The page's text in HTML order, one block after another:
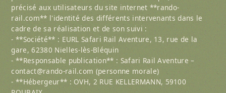
précisé aux utilisateurs du site internet **rando-
rail.com** l'identité des différents intervenants dans le
cadre de sa réalisation et de son suivi :
- **Société** : EURL Safari Rail Aventure, 13, rue de la
gare, 62380 Nielles-lès-Bléquin
- **Responsable publication** : Safari Rail Aventure –
contact@rando-rail.com (personne morale)
- **Hébergeur** : OVH, 2 RUE KELLERMANN, 59100